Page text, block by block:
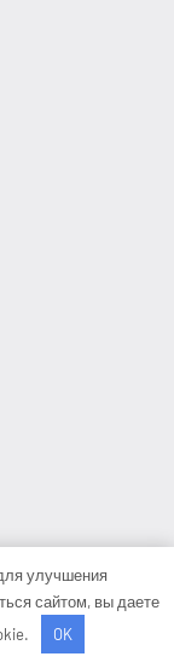
улучшения
сайтом, вы даете
OK